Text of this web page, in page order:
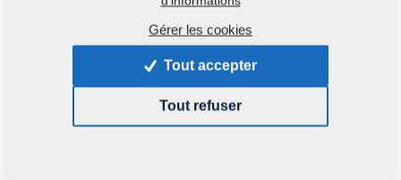
DIGGER
Gérer les cookies
Tout accepter
Tout refuser